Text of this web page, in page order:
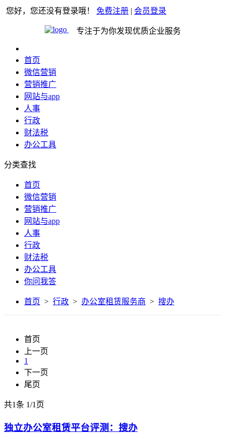
您好，您还没有登录哦！ 免费注册 | 会员登录
专注于为你发现优质企业服务
首页
微信营销
营销推广
网站与app
人事
行政
财法税
办公工具
分类查找
首页
微信营销
营销推广
网站与app
人事
行政
财法税
办公工具
你问我答
首页 > 行政 > 办公室租赁服务商 > 搜办
首页
上一页
1
下一页
尾页
共1条 1/1页
独立办公室租赁平台评测：搜办